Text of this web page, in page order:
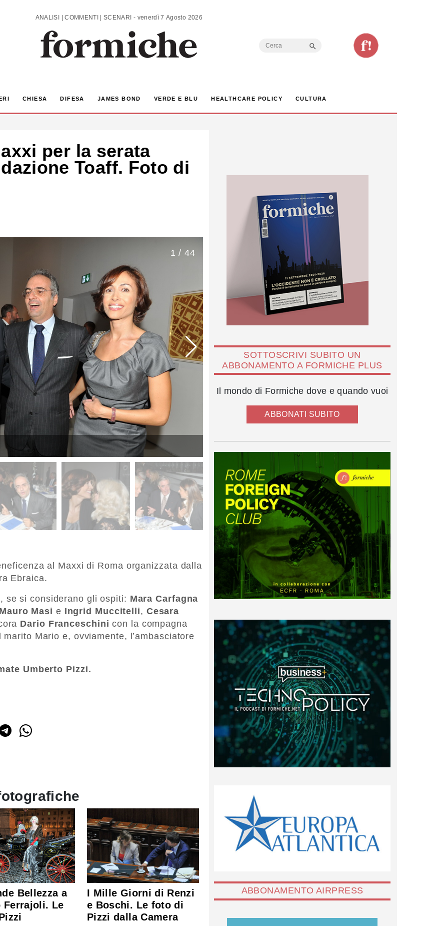
ANALISI | COMMENTI | SCENARI - venerdì 7 Agosto 2026
Search
CHIESA DIFESA JAMES BOND VERDE E BLU HEALTHCARE POLICY CULTURA
per la serata
Toaff. Foto di
1 / 44
al Maxxi di Roma organizzata dalla
Ebraica.
se si considerano gli ospiti: Mara Carfagna
Masi e Ingrid Muccitelli, Cesara
Dario Franceschini con la compagna
Mario e, ovviamente, l’ambasciatore
Umberto Pizzi.
Bellezza a
Ferrajoli. Le
I Mille Giorni di Renzi
e Boschi. Le foto di
Pizzi dalla Camera
SOTTOSCRIVI SUBITO UN
ABBONAMENTO A FORMICHE PLUS
Il mondo di Formiche dove e quando vuoi
ABBONATI SUBITO
ABBONAMENTO AIRPRESS